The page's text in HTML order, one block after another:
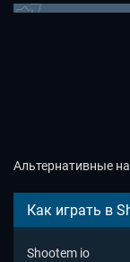
Альтернативные
Как играть в
Shootem io